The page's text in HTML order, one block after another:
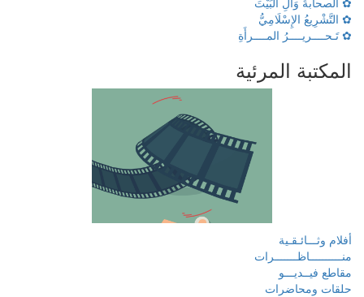
✿ التَّشْرِيعُ الإِسْلَامِيُّ
✿ تَـحــــريــــرُ المــــرأَةِ
المكتبة المرئية
أفلام وثـــائـقـية
منــــــــــاظـــــــرات
مقاطع فيــديـــو
حلقات ومحاضرات